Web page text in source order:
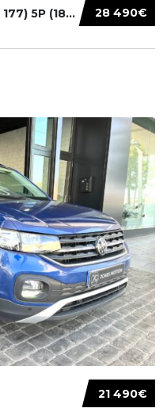
28 490€
MERCEDES BENZ CLASE A (W 177) 5P (18-) 2020....
21 490€